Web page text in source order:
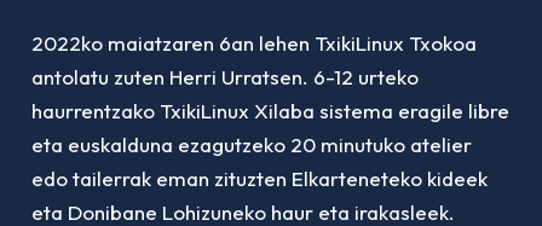
2022ko maiatzaren 6an lehen TxikiLinux Txokoa
antolatu zuten Herri Urratsen. 6-12 urteko
haurrentzako TxikiLinux Xilaba sistema eragile libre
eta euskalduna ezagutzeko 20 minutuko atelier
edo tailerrak eman zituzten Elkarteneteko kideek
eta Donibane Lohizuneko haur eta irakasleek.